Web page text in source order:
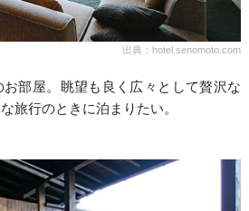
出典：hotel.senomoto.com
部屋。眺望も良く広々として贅沢な
旅行のときに泊まりたい。